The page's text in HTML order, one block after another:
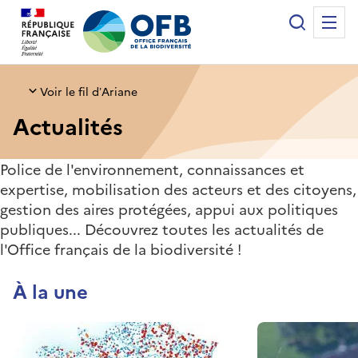
Office français de la biodiversité
Recherche
Voir le fil d’Ariane
Actualités
Police de l'environnement, connaissances et
expertise, mobilisation des acteurs et des citoyens,
gestion des aires protégées, appui aux politiques
publiques... Découvrez toutes les actualités de
l'Office français de la biodiversité !
À la une
Panneau de gestion des cookies